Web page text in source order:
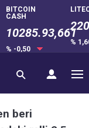
BITCOIN
CASH
10285.93,661
% -0,50
%
beri